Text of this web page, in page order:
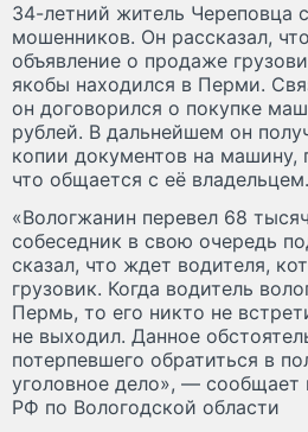
34-летний житель Череповца
мошенников. Он рассказал,
объявление о продаже
якобы находился в Перми.
он договорился о покупке
рублей. В дальнейшем он
копии документов на машину,
что общается с её владельцем.
«Вологжанин перевел 68
собеседник в свою очередь
сказал, что ждет водителя,
грузовик. Когда водитель
Пермь, то его никто не
не выходил. Данное
потерпевшего обратиться в
уголовное дело», —
РФ по Вологодской области